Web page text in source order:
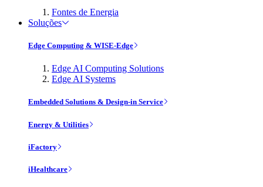
Fontes de Energia
Soluções
Edge Computing & WISE-Edge
Edge AI Computing Solutions
Edge AI Systems
Embedded Solutions & Design-in Service
Energy & Utilities
iFactory
iHealthcare